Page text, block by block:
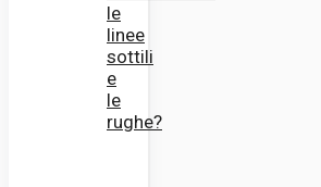
le
linee
sottili
e
le
rughe?